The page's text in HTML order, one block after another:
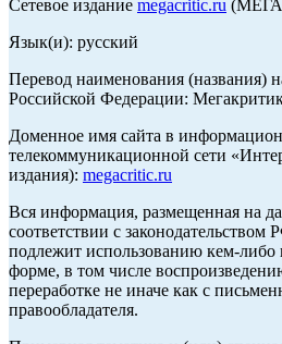
Сетевое издание megacritic.ru
Язык(и): русский
Перевод наименования (названия)
Российской Федерации:
Доменное имя сайта в
телекоммуникационной сети
издания): megacritic.ru
Вся информация, размещенная на
соответствии с законодательством
подлежит использованию кем-
форме, в том числе
переработке не иначе как с
правообладателя.